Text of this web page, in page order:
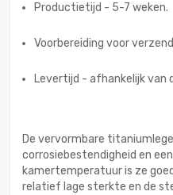
Productietijd - 5-7 weken.
Voorbereiding voor
Levertijd - afhankelijk van
De vervormbare
corrosiebestendigheid en
kamertemperatuur is ze
relatief lage sterkte en de